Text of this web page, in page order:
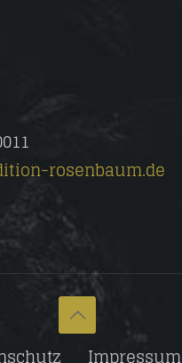
rosenbaum.de
Impressum